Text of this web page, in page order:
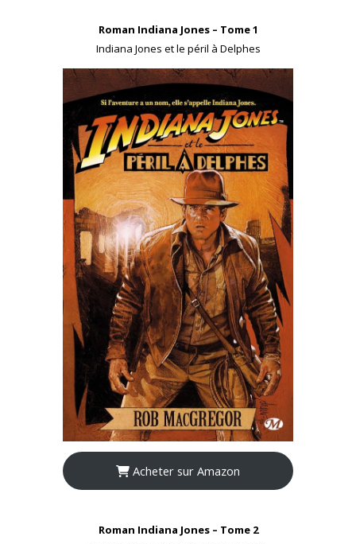
Roman Indiana Jones – Tome 1
Indiana Jones et le péril à Delphes
Acheter sur Amazon
Roman Indiana Jones – Tome 2